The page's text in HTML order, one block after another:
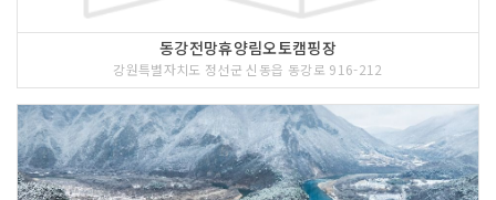
동강전망휴양림오토캠핑장
강원특별자치도 정선군 신동읍 동강로 916-212